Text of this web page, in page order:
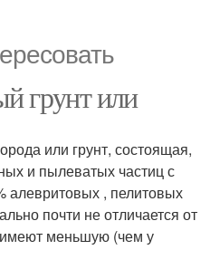
грунт или
или грунт, состоящая,
и пылеватых частиц с
, пелитовых
почти не отличается от
имеют меньшую (чем у